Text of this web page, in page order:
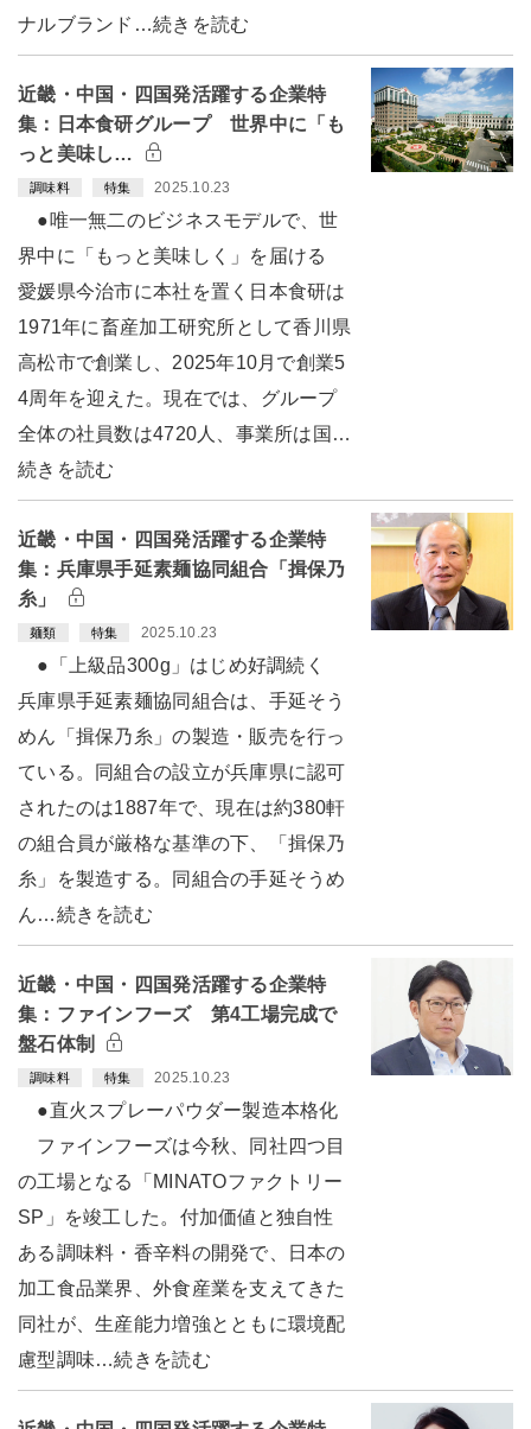
ナルブランド…続きを読む
近畿・中国・四国発活躍する企業特
集：日本食研グループ 世界中に「も
っと美味し…
調味料 特集 2025.10.23
●唯一無二のビジネスモデルで、世
界中に「もっと美味しく」を届ける
愛媛県今治市に本社を置く日本食研は
1971年に畜産加工研究所として香川県
高松市で創業し、2025年10月で創業5
4周年を迎えた。現在では、グループ
全体の社員数は4720人、事業所は国…
続きを読む
近畿・中国・四国発活躍する企業特
集：兵庫県手延素麺協同組合「揖保乃
糸」
麺類 特集 2025.10.23
●「上級品300g」はじめ好調続く
兵庫県手延素麺協同組合は、手延そう
めん「揖保乃糸」の製造・販売を行っ
ている。同組合の設立が兵庫県に認可
されたのは1887年で、現在は約380軒
の組合員が厳格な基準の下、「揖保乃
糸」を製造する。同組合の手延そうめ
ん…続きを読む
近畿・中国・四国発活躍する企業特
集：ファインフーズ 第4工場完成で
盤石体制
調味料 特集 2025.10.23
●直火スプレーパウダー製造本格化
ファインフーズは今秋、同社四つ目
の工場となる「MINATOファクトリー
SP」を竣工した。付加価値と独自性
ある調味料・香辛料の開発で、日本の
加工食品業界、外食産業を支えてきた
同社が、生産能力増強とともに環境配
慮型調味…続きを読む